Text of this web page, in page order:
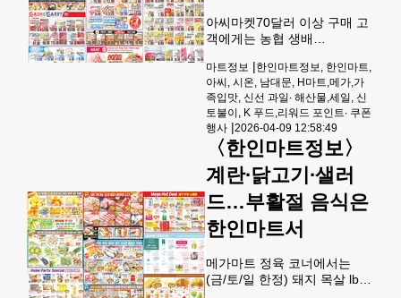
아씨마켓70달러 이상 구매 고
객에게는 농협 생배
래김 (도시락,선물박스) 8.99,
동태 전감(10LB) EA 28.99,
배추 BOX/LIMIT1. 34.99에 제
공된다.과일 코너에서는 사과
선물세트(BOX) EA 17.99, 카
키 단감(BOX) EA 15.99, 사수
마 만다린LB 2.29, 이스라엘
만다린LB 2.79, 신고배LB
1.79, 아보카도EA 0.79에 판
매된다 야채 코너에서는 그린
상추 EA/BUNCH 1.19,총각
EA/BUNCH
마트정보 |한인마트정보, 한인마트,
아씨, 시온, 남대문, H마트,메가,가
족입맛, 신선 과일∙ 해산물,세일, 신
토불이, K 푸드,리워드 포인트∙ 쿠폰
행사 |2026-04-09 12:58:49
〈한인마트정보〉
계란∙닭고기∙샐러
드…부활절 음식은
한인마트서
메가마트 정육 코너에서는
(금/토/일 한정) 돼지 목살 lb